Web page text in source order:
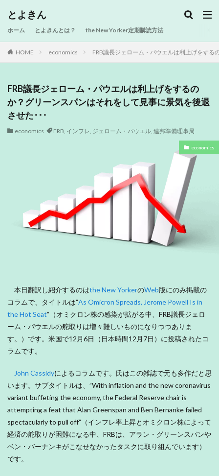
とよきん
ホーム とよきんとは？ the New Yorker定期購読方法
HOME economics FRB議長ジェローム・パウエルは利上げをす
FRB議長ジェローム・パウエルは利上げをするの
か？グリーンスパンはそれをして見事に景気を後退
させた･･･
economics FRB, インフレ, ジェローム・パウエル, 連邦準備理事局
economics
本日翻訳し紹介するのはthe New YorkerのWeb版にのみ掲載の
コラムで、タイトルは”As Omicron Spreads, Jerome Powell Is in
the Hot Seat”（オミクロン株の感染が拡がる中、FRB議長ジェロ
ーム・パウエルの舵取りは増々難しいものになりつつありま
す。）です。米国で12月6日（日本時間12月7日）に投稿されたコ
ラムです。
John Cassidyによるコラムです。氏はこの雑誌で元も多作だと思
います。サブタイトルは、”With inflation and the new coronavirus
variant buffeting the economy, the Federal Reserve chair is
attempting a feat that Alan Greenspan and Ben Bernanke failed
spectacularly to pull off”（インフレ率上昇とオミクロン株によって
経済の舵取りが困難になる中、FRBは、アラン・グリーンスパンや
ベン・バーナンキがこなせなかったタスクに取り組んでいます）
です。